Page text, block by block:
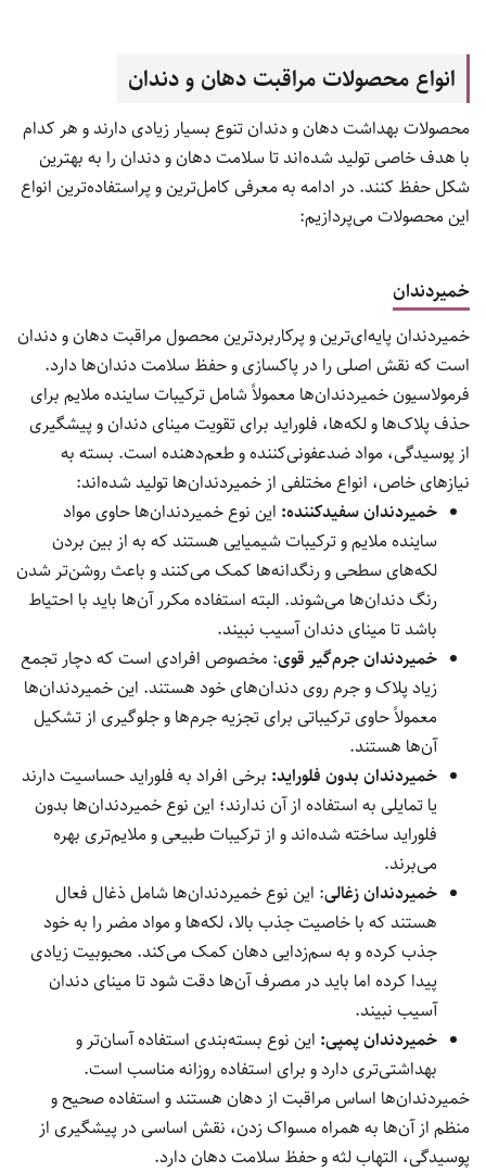
انواع محصولات مراقبت دهان و دندان
محصولات بهداشت دهان و دندان تنوع بسیار زیادی دارند و هر کدام
با هدف خاصی تولید شده‌اند تا سلامت دهان و دندان را به بهترین
شکل حفظ کنند. در ادامه به معرفی کامل‌ترین و پراستفاده‌ترین انواع
این محصولات می‌پردازیم:
خمیردندان
خمیردندان پایه‌ای‌ترین و پرکاربردترین محصول مراقبت دهان و دندان
است که نقش اصلی را در پاکسازی و حفظ سلامت دندان‌ها دارد.
فرمولاسیون خمیردندان‌ها معمولاً شامل ترکیبات ساینده ملایم برای
حذف پلاک‌ها و لکه‌ها، فلوراید برای تقویت مینای دندان و پیشگیری
از پوسیدگی، مواد ضدعفونی‌کننده و طعم‌دهنده است. بسته به
نیازهای خاص، انواع مختلفی از خمیردندان‌ها تولید شده‌اند:
خمیردندان سفیدکننده: این نوع خمیردندان‌ها حاوی مواد
ساینده ملایم و ترکیبات شیمیایی هستند که به از بین بردن
لکه‌های سطحی و رنگدانه‌ها کمک می‌کنند و باعث روشن‌تر شدن
رنگ دندان‌ها می‌شوند. البته استفاده مکرر آن‌ها باید با احتیاط
باشد تا مینای دندان آسیب نبیند.
خمیردندان جرم‌گیر قوی: مخصوص افرادی است که دچار تجمع
زیاد پلاک و جرم روی دندان‌های خود هستند. این خمیردندان‌ها
معمولاً حاوی ترکیباتی برای تجزیه جرم‌ها و جلوگیری از تشکیل
آن‌ها هستند.
خمیردندان بدون فلوراید: برخی افراد به فلوراید حساسیت دارند
یا تمایلی به استفاده از آن ندارند؛ این نوع خمیردندان‌ها بدون
فلوراید ساخته شده‌اند و از ترکیبات طبیعی و ملایم‌تری بهره
می‌برند.
خمیردندان زغالی: این نوع خمیردندان‌ها شامل ذغال فعال
هستند که با خاصیت جذب بالا، لکه‌ها و مواد مضر را به خود
جذب کرده و به سم‌زدایی دهان کمک می‌کند. محبوبیت زیادی
پیدا کرده اما باید در مصرف آن‌ها دقت شود تا مینای دندان
آسیب نبیند.
خمیردندان پمپی: این نوع بسته‌بندی استفاده آسان‌تر و
بهداشتی‌تری دارد و برای استفاده روزانه مناسب است.
خمیردندان‌ها اساس مراقبت از دهان هستند و استفاده صحیح و
منظم از آن‌ها به همراه مسواک زدن، نقش اساسی در پیشگیری از
پوسیدگی، التهاب لثه و حفظ سلامت دهان دارد.